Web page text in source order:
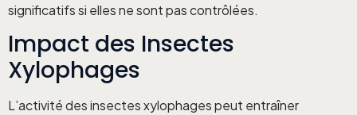
significatifs si elles ne sont pas contrôlées.
Impact des Insectes
Xylophages
L’activité des insectes xylophages peut entraîner